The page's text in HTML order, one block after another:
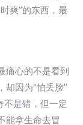
爽”的东西，最
痛心的不是看到
却因为“怕丢脸”
不是错，但一定
能拿生命去冒